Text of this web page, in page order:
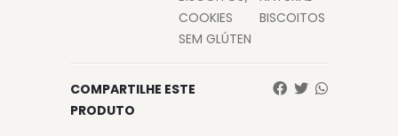
COOKIES
SEM GLÚTEN
BISCOITOS
COMPARTILHE ESTE
PRODUTO